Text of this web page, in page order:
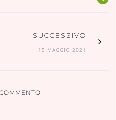
SUCCESSIVO
15 MAGGIO 2021